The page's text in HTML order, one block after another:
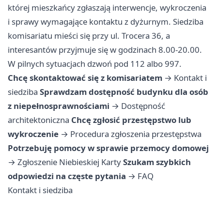
której mieszkańcy zgłaszają interwencje, wykroczenia
i sprawy wymagające kontaktu z dyżurnym. Siedziba
komisariatu mieści się przy ul. Trocera 36, a
interesantów przyjmuje się w godzinach 8.00-20.00.
W pilnych sytuacjach dzwoń pod 112 albo 997.
Chcę skontaktować się z komisariatem → Kontakt i
siedziba Sprawdzam dostępność budynku dla osób
z niepełnosprawnościami → Dostępność
architektoniczna Chcę zgłosić przestępstwo lub
wykroczenie → Procedura zgłoszenia przestępstwa
Potrzebuję pomocy w sprawie przemocy domowej
→ Zgłoszenie Niebieskiej KartySzukam szybkich
odpowiedzi na częste pytania → FAQ
Kontakt i siedziba